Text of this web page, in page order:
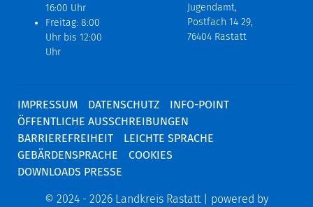
16:00 Uhr
Freitag: 8:00
Uhr bis 12:00
Uhr
Jugendamt,
Postfach 14 29,
76404 Rastatt
IMPRESSUM DATENSCHUTZ
INFO-POINT
ÖFFENTLICHE AUSSCHREIBUNGEN
BARRIEREFREIHEIT
LEICHTE SPRACHE
GEBÄRDENSPRACHE
COOKIES
DOWNLOADS PRESSE
© 2024 - 2026 Landkreis Rastatt | powered by